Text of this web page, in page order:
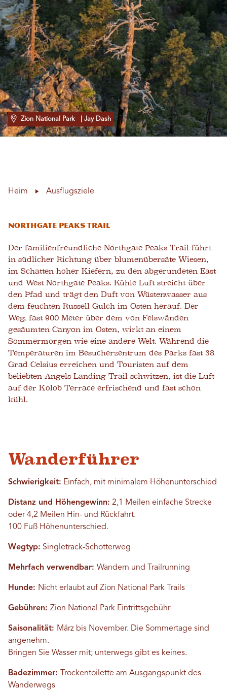
Zion National Park | Jay Dash
Heim Ausflugsziele
Northgate Peaks Trail
Der familienfreundliche Northgate Peaks Trail führt
in südlicher Richtung über blumenübersäte Wiesen,
im Schatten hoher Kiefern, zu den abgerundeten East
und West Northgate Peaks. Kühle Luft streicht über
den Pfad und trägt den Duft von Wüstenwasser aus
dem feuchten Russell Gulch im Osten herauf. Der
Weg, fast 900 Meter über dem von Felswänden
gesäumten Canyon im Osten, wirkt an einem
Sommermorgen wie eine andere Welt. Während die
Temperaturen im Besucherzentrum des Parks fast 38
Grad Celsius erreichen und Touristen auf dem
beliebten Angels Landing Trail schwitzen, ist die Luft
auf der Kolob Terrace erfrischend und fast schon
kühl.
Wanderführer
Schwierigkeit: Einfach, mit minimalem Höhenunterschied
Distanz und Höhengewinn: 2,1 Meilen einfache Strecke
oder 4,2 Meilen Hin- und Rückfahrt.
100 Fuß Höhenunterschied.
Wegtyp: Singletrack-Schotterweg
Mehrfach verwendbar: Wandern und Trailrunning
Hunde: Nicht erlaubt auf Zion National Park Trails
Gebühren: Zion National Park Eintrittsgebühr
Saisonalität: März bis November. Die Sommertage sind
angenehm.
Bringen Sie Wasser mit; unterwegs gibt es keines.
Badezimmer:
Trockentoilette am Ausgangspunkt des
Wanderwegs